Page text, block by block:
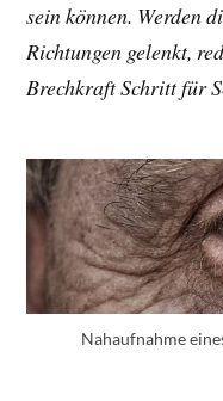
sein können. Werden
Richtungen gelenkt,
Brechkraft Schritt für
Nahaufnahme